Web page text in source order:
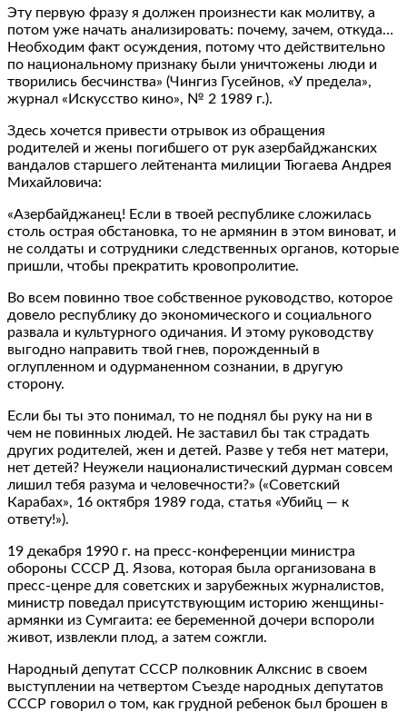
Эту первую фразу я должен произнести как молитву, а
потом уже начать анализировать: почему, зачем, откуда…
Необходим факт осуждения, потому что действительно
по национальному признаку были уничтожены люди и
творились бесчинства» (Чингиз Гусейнов, «У предела»,
журнал «Искусство кино», № 2 1989 г.).
Здесь хочется привести отрывок из обращения
родителей и жены погибшего от рук азербайджанских
вандалов старшего лейтенанта милиции Тюгаева Андрея
Михайловича:
«Азербайджанец! Если в твоей республике сложилась
столь острая обстановка, то не армянин в этом виноват, и
не солдаты и сотрудники следственных органов, которые
пришли, чтобы прекратить кровопролитие.
Во всем повинно твое собственное руководство, которое
довело республику до экономического и социального
развала и культурного одичания. И этому руководству
выгодно направить твой гнев, порожденный в
оглупленном и одурманенном сознании, в другую
сторону.
Если бы ты это понимал, то не поднял бы руку на ни в
чем не повинных людей. Не заставил бы так страдать
других родителей, жен и детей. Разве у тебя нет матери,
нет детей? Неужели националистический дурман совсем
лишил тебя разума и человечности?» («Советский
Карабах», 16 октября 1989 года, статья «Убийц — к
ответу!»).
19 декабря 1990 г. на пресс-конференции министра
обороны СССР Д. Язова, которая была организована в
пресс-ценре для советских и зарубежных журналистов,
министр поведал присутствующим историю женщины-
армянки из Сумгаита: ее беременной дочери вспороли
живот, извлекли плод, а затем сожгли.
Народный депутат СССР полковник Алкснис в своем
выступлении на четвертом Съезде народных депутатов
СССР говорил о том, как грудной ребенок был брошен в